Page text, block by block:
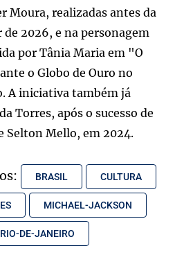
Moura, realizadas antes da
2026, e na personagem
por Tânia Maria em "O
o Globo de Ouro no
A iniciativa também já
Torres, após o sucesso de
Selton Mello, em 2024.
BRASIL CULTURA
MICHAEL-JACKSON
RIO-DE-JANEIRO